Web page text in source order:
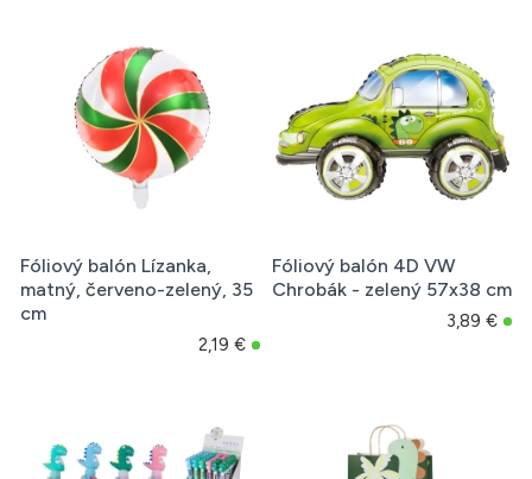
Fóliový balón Lízanka,
matný, červeno-zelený, 35
cm
2,19 €
Fóliový balón 4D VW
Chrobák - zelený 57x38 cm
3,89 €